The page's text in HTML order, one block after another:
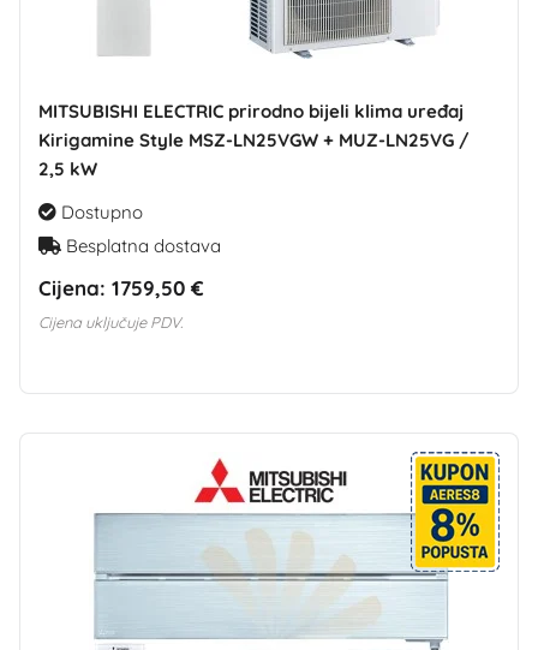
MITSUBISHI ELECTRIC prirodno bijeli klima uređaj
Kirigamine Style MSZ-LN25VGW + MUZ-LN25VG /
2,5 kW
Dostupno
Besplatna dostava
Cijena: 1759,50 €
Cijena uključuje PDV.